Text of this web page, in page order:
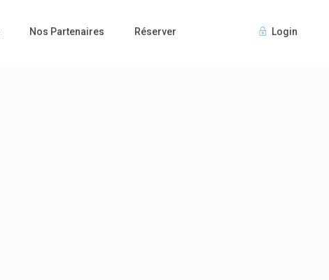
Nos Partenaires Réserver Login